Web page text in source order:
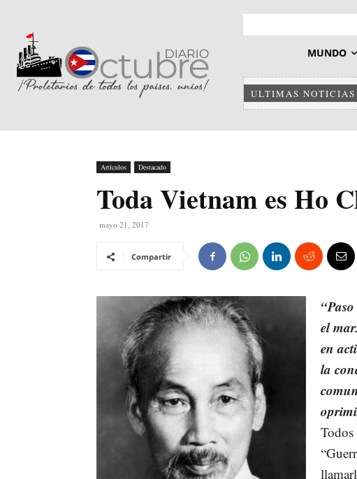
MUNDO
ULTIMAS NOTICIAS
Artículos Destacado
Toda Vietnam es Ho
mayo 21, 2017
Compartir
el
en
la
Todos